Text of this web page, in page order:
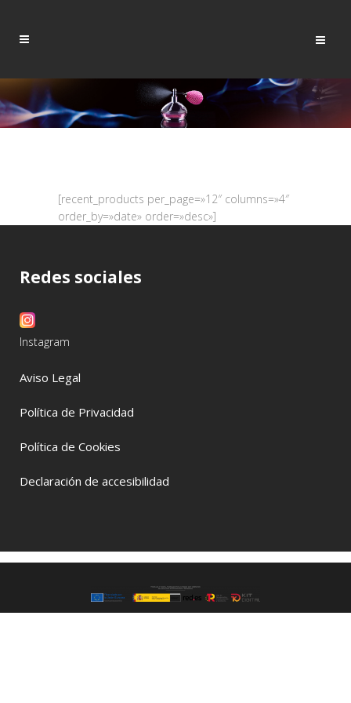
[recent_products per_page=»12″ columns=»4″
order_by=»date» order=»desc»]
Redes sociales
Instagram
Aviso Legal
Política de Privacidad
Política de Cookies
Declaración de accesibilidad